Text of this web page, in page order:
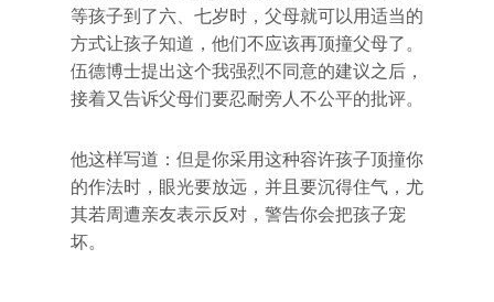
等孩子到了六、七岁时，父母就可以用适当的
方式让孩子知道，他们不应该再顶撞父母了。
伍德博士提出这个我强烈不同意的建议之后，
接着又告诉父母们要忍耐旁人不公平的批评。
他这样写道：但是你采用这种容许孩子顶撞你
的作法时，眼光要放远，并且要沉得住气，尤
其若周遭亲友表示反对，警告你会把孩子宠
坏。